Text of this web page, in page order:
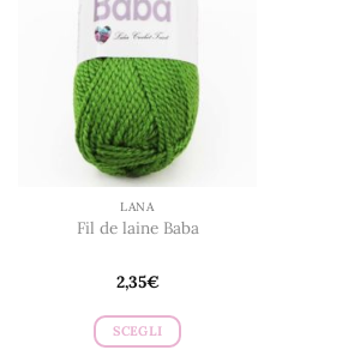
LANA
Fil de laine Baba
2,35€
SCEGLI